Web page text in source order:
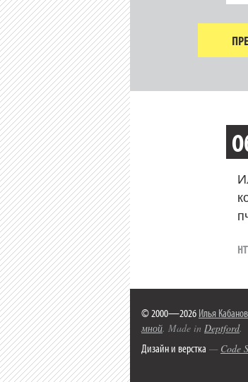
© 2000—2026 Илья Кабанов
мной. Made in Deptford.
Дизайн и верстка — Code